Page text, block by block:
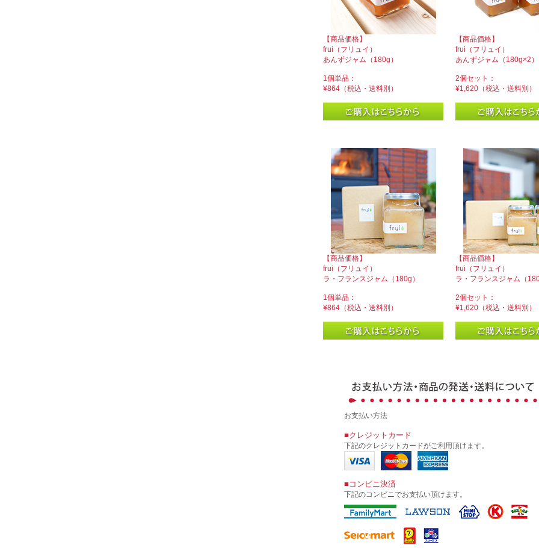
【商品価格】
frui（フリュイ）
あんずジャム（180g）
1個単品：
¥864（税込・送料別）
【商品価格】
frui（フリュイ）
あんずジャム（180g×2）
2個セット：
¥1,620（税込・送料別）
【商品価格】
frui（フリュイ）
ラ・フランスジャム（180g）
1個単品：
¥864（税込・送料別）
【商品価格】
frui（フリュイ）
ラ・フランスジャム（
2個セット：
¥1,620（税込・送料別）
お支払い方法
■クレジットカード
下記のクレジットカードがご利用頂けます。
■コンビニ決済
下記のコンビニでお支払い頂けます。